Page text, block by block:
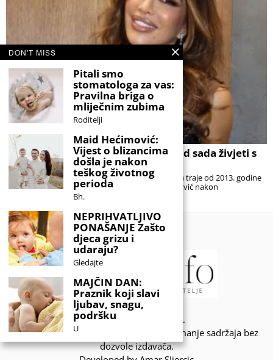
NOVI PREOKRET: Severinin sin će od sada živjeti s
njom
Spor između Severine Vučković i Milana Popovića traje od 2013. godine
Severina Vučković i njen bivši partner Milan Popović nakon
višegodišnjeg sudskog spora ponovo
© 2020 - KIDSINFO.BA.
Sva prava zadržana. Zabranjeno preuzimanje sadržaja bez
dozvole izdavača.
DON'T MISS
Pitali smo
stomatologa za vas:
Pravilna briga o
mliječnim zubima
Roditelji
Maid Hećimović:
Vijest o blizancima
došla je nakon
teškog životnog
perioda
Bh.
NEPRIHVATLJIVO
PONAŠANJE Zašto
djeca grizu i
udaraju?
Gledajte
MAJČIN DAN:
Praznik koji slavi
ljubav, snagu,
podršku
U